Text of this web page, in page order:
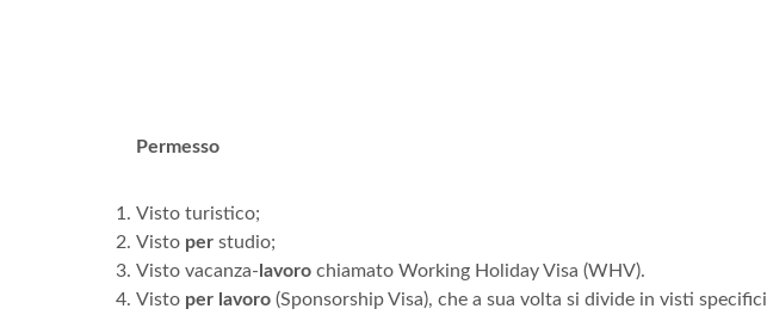
Permesso
Visto turistico;
Visto per studio;
Visto vacanza- lavoro chiamato Working Holiday Visa (WHV).
Visto per lavoro (Sponsorship Visa), che a sua volta si divide in visti specifici